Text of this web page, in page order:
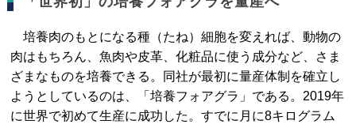
培養肉のもとになる種（たね）細胞を変えれば、動物の
肉はもちろん、魚肉や皮革、化粧品に使う成分など、さま
ざまなものを培養できる。同社が最初に量産体制を確立し
ようとしているのは、「培養フォアグラ」である。2019年
に世界で初めて生産に成功した。すでに月に8キログラム